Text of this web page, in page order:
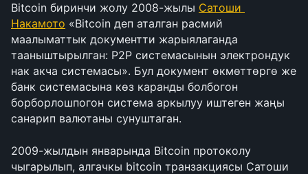
Bitcoin биринчи жолу 2008-жылы Сатоши
Накамото «Bitcoin деп аталган расмий
маалыматтык документти жарыялаганда
тааныштырылган: P2P системасынын электрондук
нак акча системасы». Бул документ өкмөттөргө же
банк системасына көз каранды болбогон
борборлошпогон система аркылуу иштеген жаңы
санарип валютаны сунуштаган.
2009-жылдын январында Bitcoin протоколу
чыгарылып, алгачкы bitcoin транзакциясы Сатоши